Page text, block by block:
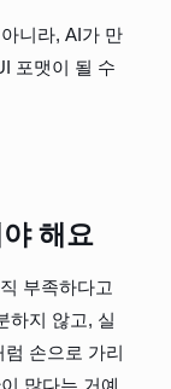
니라, AI가 만
포맷이 될 수
해요
부족하다고
하지 않고, 실
손으로 가리
많다는 거예